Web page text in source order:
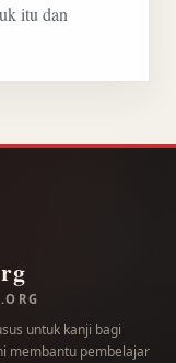
itu dan
untuk kanji bagi
membantu pembelajar